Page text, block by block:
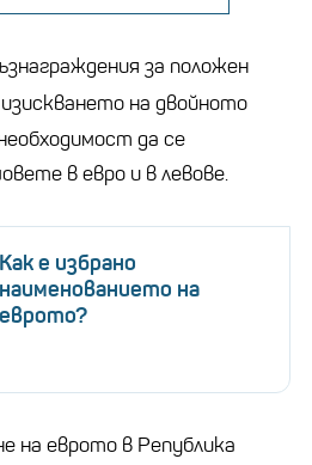
за положен
на двойното
да се
в евро и в левове.
Как е избрано
наименованието на
еврото?
на еврото в Република